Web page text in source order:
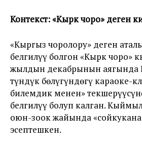
Контекст: «Кырк чоро» деген
«Кыргыз чоролору» деген
белгилүү болгон «Кырк чоро»
жылдын декабрынын аягында
түндүк бөлүгүндөгү караоке-
билемдик менен»
белгилүү болуп калган.
оюн-зоок жайында
эсептешкен.